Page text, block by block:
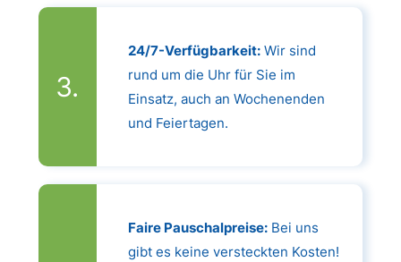
24/7-Verfügbarkeit:Wir sind
rund um die Uhr für Sie im
Einsatz, auch an Wochenenden
und Feiertagen.
Faire Pauschalpreise:Bei uns
gibt es keine versteckten Kosten!